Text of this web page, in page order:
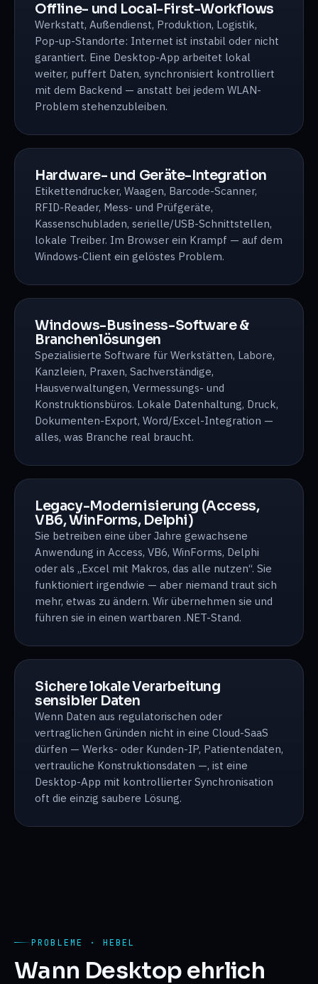
Offline- und Local-First-Workflows
Werkstatt, Außendienst, Produktion, Logistik,
Pop-up-Standorte: Internet ist instabil oder nicht
garantiert. Eine Desktop-App arbeitet lokal
weiter, puffert Daten, synchronisiert kontrolliert
mit dem Backend — anstatt bei jedem WLAN-
Problem stehenzubleiben.
Hardware- und Geräte-Integration
Etikettendrucker, Waagen, Barcode-Scanner,
RFID-Reader, Mess- und Prüfgeräte,
Kassenschubladen, serielle/USB-Schnittstellen,
lokale Treiber. Im Browser ein Krampf — auf dem
Windows-Client ein gelöstes Problem.
Windows-Business-Software &
Branchenlösungen
Spezialisierte Software für Werkstätten, Labore,
Kanzleien, Praxen, Sachverständige,
Hausverwaltungen, Vermessungs- und
Konstruktionsbüros. Lokale Datenhaltung, Druck,
Dokumenten-Export, Word/Excel-Integration —
alles, was Branche real braucht.
Legacy-Modernisierung (Access,
VB6, WinForms, Delphi)
Sie betreiben eine über Jahre gewachsene
Anwendung in Access, VB6, WinForms, Delphi
oder als „Excel mit Makros, das alle nutzen“. Sie
funktioniert irgendwie — aber niemand traut sich
mehr, etwas zu ändern. Wir übernehmen sie und
führen sie in einen wartbaren .NET-Stand.
Sichere lokale Verarbeitung
sensibler Daten
Wenn Daten aus regulatorischen oder
vertraglichen Gründen nicht in eine Cloud-SaaS
dürfen — Werks- oder Kunden-IP, Patientendaten,
vertrauliche Konstruktionsdaten —, ist eine
Desktop-App mit kontrollierter Synchronisation
oft die einzig saubere Lösung.
PROBLEME · HEBEL
Wann Desktop ehrlich